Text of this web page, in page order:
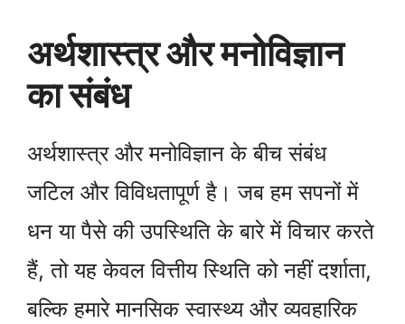
अर्थशास्त्र और मनोविज्ञान
का संबंध
अर्थशास्त्र और मनोविज्ञान के बीच संबंध
जटिल और विविधतापूर्ण है। जब हम सपनों में
धन या पैसे की उपस्थिति के बारे में विचार करते
हैं, तो यह केवल वित्तीय स्थिति को नहीं दर्शाता,
बल्कि हमारे मानसिक स्वास्थ्य और व्यवहारिक